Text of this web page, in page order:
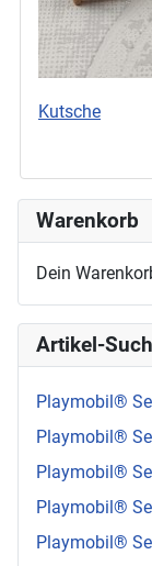
Kutsche
Warenkorb
Dein
Artikel-
Playmobil®
Playmobil®
Playmobil®
Playmobil®
Playmobil®